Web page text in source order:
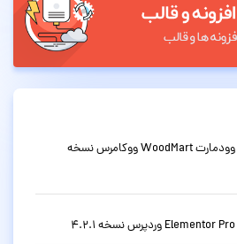
قالب فروشگاهی چندمنظوره وودمارت WoodMart ووکامرس نسخه